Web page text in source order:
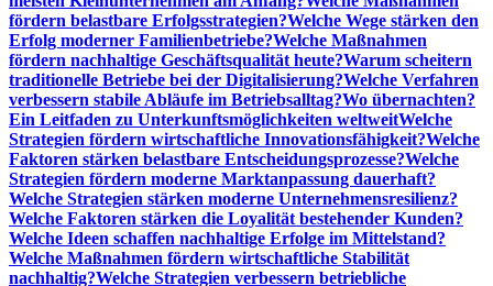
fördern belastbare Erfolgsstrategien?Welche Wege stärken den
Erfolg moderner Familienbetriebe?Welche Maßnahmen
fördern nachhaltige Geschäftsqualität heute?Warum scheitern
traditionelle Betriebe bei der Digitalisierung?Welche Verfahren
verbessern stabile Abläufe im Betriebsalltag?Wo übernachten?
Ein Leitfaden zu Unterkunftsmöglichkeiten weltweitWelche
Strategien fördern wirtschaftliche Innovationsfähigkeit?Welche
Faktoren stärken belastbare Entscheidungsprozesse?Welche
Strategien fördern moderne Marktanpassung dauerhaft?
Welche Strategien stärken moderne Unternehmensresilienz?
Welche Faktoren stärken die Loyalität bestehender Kunden?
Welche Ideen schaffen nachhaltige Erfolge im Mittelstand?
Welche Maßnahmen fördern wirtschaftliche Stabilität
nachhaltig?Welche Strategien verbessern betriebliche